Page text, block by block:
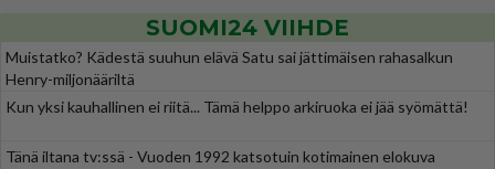
SUOMI24 VIIHDE
Muistatko? Kädestä suuhun elävä Satu sai jättimäisen rahasalkun
Henry-miljonääriltä
Kun yksi kauhallinen ei riitä... Tämä helppo arkiruoka ei jää syömättä!
Tänä iltana tv:ssä - Vuoden 1992 katsotuin kotimainen elokuva